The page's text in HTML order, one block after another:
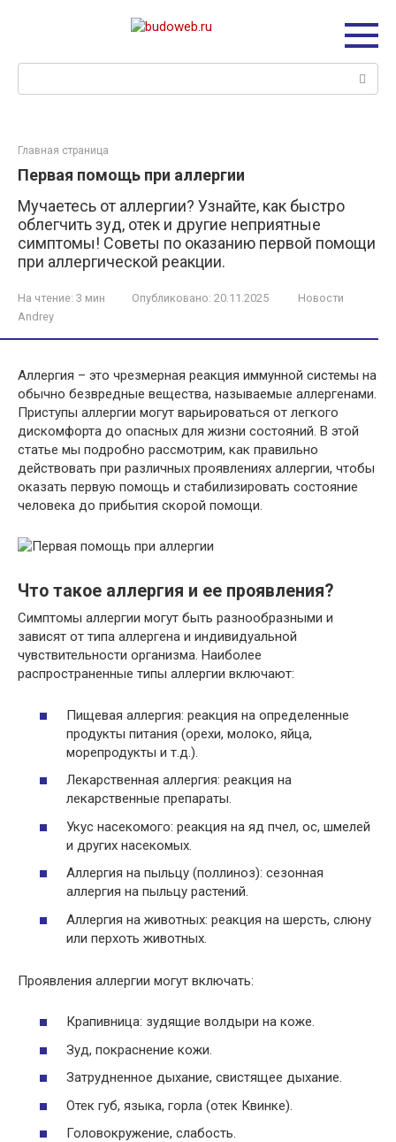
Главная страница
Первая помощь при аллергии
Мучаетесь от аллергии? Узнайте, как быстро
облегчить зуд, отек и другие неприятные
симптомы! Советы по оказанию первой помощи
при аллергической реакции.
На чтение: 3 мин Опубликовано: 20.11.2025
Новости
Andrey
Аллергия – это чрезмерная реакция иммунной системы на
обычно безвредные вещества, называемые аллергенами.
Приступы аллергии могут варьироваться от легкого
дискомфорта до опасных для жизни состояний. В этой
статье мы подробно рассмотрим, как правильно
действовать при различных проявлениях аллергии, чтобы
оказать первую помощь и стабилизировать состояние
человека до прибытия скорой помощи.
Что такое аллергия и ее проявления?
Симптомы аллергии могут быть разнообразными и
зависят от типа аллергена и индивидуальной
чувствительности организма. Наиболее
распространенные типы аллергии включают:
Пищевая аллергия: реакция на определенные
продукты питания (орехи, молоко, яйца,
морепродукты и т.д.).
Лекарственная аллергия: реакция на
лекарственные препараты.
Укус насекомого: реакция на яд пчел, ос, шмелей
и других насекомых.
Аллергия на пыльцу (поллиноз): сезонная
аллергия на пыльцу растений.
Аллергия на животных: реакция на шерсть, слюну
или перхоть животных.
Проявления аллергии могут включать:
Крапивница: зудящие волдыри на коже.
Зуд, покраснение кожи.
Затрудненное дыхание, свистящее дыхание.
Отек губ, языка, горла (отек Квинке).
Головокружение, слабость.